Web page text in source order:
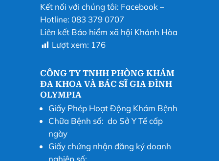
Kết nối với chúng tôi: Facebook–
Hotline: 083 379 0707
Liên kết Bảo hiểm xã hội Khánh Hòa
Lượt xem: 176
CÔNG TY TNHH PHÒNG KHÁM
ĐA KHOA VÀ BÁC SĨ GIA ĐÌNH
OLYMPIA
Giấy Phép Hoạt Động Khám Bệnh
Chữa Bệnh số: do Sở Y Tế cấp
ngày
Giấy chứng nhận đăng ký doanh
nghiệp số: